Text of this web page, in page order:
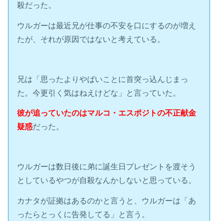
殺だった。
ウルガーは最近兄が仕事の不安を口にするのが増え
たが、それが原因ではないと考えている。
兄は「思ったよりやばいことに首突っ込んじまっ
た。今更引く気はねえけどな」と言っていた。
彼が追っていたのはマルコ・エスポジトの不正献金
疑惑だった。
ウルガーは数日後に弟に誕生日プレゼントを渡そう
としているやつが自殺なんかしないと思っている。
カナタが証拠はあるのかと言うと、ウルガーは「あ
ったらとっくに告発してる」と言う。